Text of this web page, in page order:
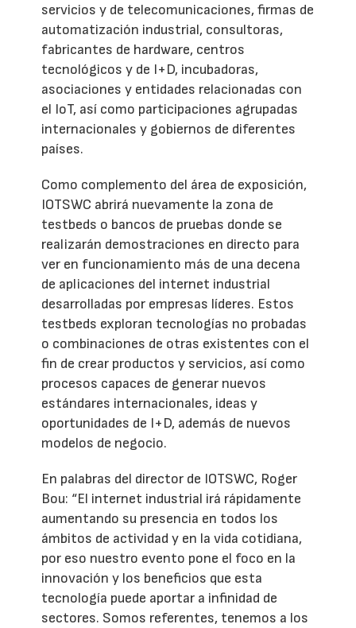
servicios y de telecomunicaciones, firmas de
automatización industrial, consultoras,
fabricantes de hardware, centros
tecnológicos y de I+D, incubadoras,
asociaciones y entidades relacionadas con
el IoT, así como participaciones agrupadas
internacionales y gobiernos de diferentes
países.
Como complemento del área de exposición,
IOTSWC abrirá nuevamente la zona de
testbeds o bancos de pruebas donde se
realizarán demostraciones en directo para
ver en funcionamiento más de una decena
de aplicaciones del internet industrial
desarrolladas por empresas líderes. Estos
testbeds exploran tecnologías no probadas
o combinaciones de otras existentes con el
fin de crear productos y servicios, así como
procesos capaces de generar nuevos
estándares internacionales, ideas y
oportunidades de I+D, además de nuevos
modelos de negocio.
En palabras del director de IOTSWC, Roger
Bou: “El internet industrial irá rápidamente
aumentando su presencia en todos los
ámbitos de actividad y en la vida cotidiana,
por eso nuestro evento pone el foco en la
innovación y los beneficios que esta
tecnología puede aportar a infinidad de
sectores. Somos referentes, tenemos a los